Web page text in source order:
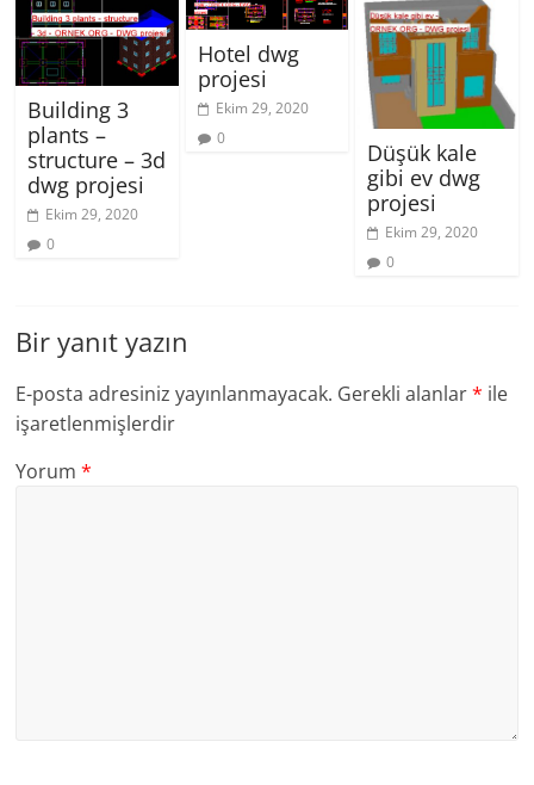
Building 3
plants –
structure – 3d
dwg projesi
Ekim 29, 2020
0
Hotel dwg
projesi
Ekim 29, 2020
0
Düşük kale
gibi ev dwg
projesi
Ekim 29, 2020
0
Bir yanıt yazın
E-posta adresiniz yayınlanmayacak. Gerekli alanlar* ile
işaretlenmişlerdir
Yorum*